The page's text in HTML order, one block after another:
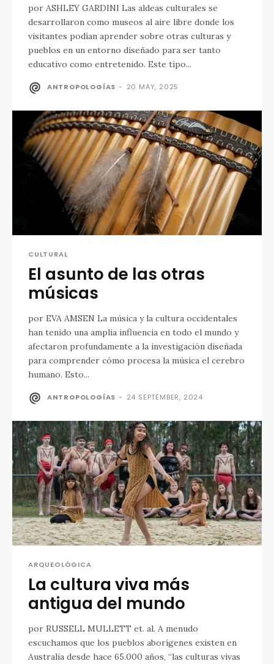
por ASHLEY GARDINI Las aldeas culturales se
desarrollaron como museos al aire libre donde los
visitantes podían aprender sobre otras culturas y
pueblos en un entorno diseñado para ser tanto
educativo como entretenido. Este tipo...
ANTROPOLOGÍAS - 20 MAY, 2025
CULTURAL
El asunto de las otras
músicas
por EVA AMSEN La música y la cultura occidentales
han tenido una amplia influencia en todo el mundo y
afectaron profundamente a la investigación diseñada
para comprender cómo procesa la música el cerebro
humano. Esto...
ANTROPOLOGÍAS - 24 SEPTEMBER, 2024
ARQUEOLÓGICA
La cultura viva más
antigua del mundo
por RUSSELL MULLETT et. al. A menudo
escuchamos que los pueblos aborígenes existen en
Australia desde hace 65.000 años, “las culturas vivas